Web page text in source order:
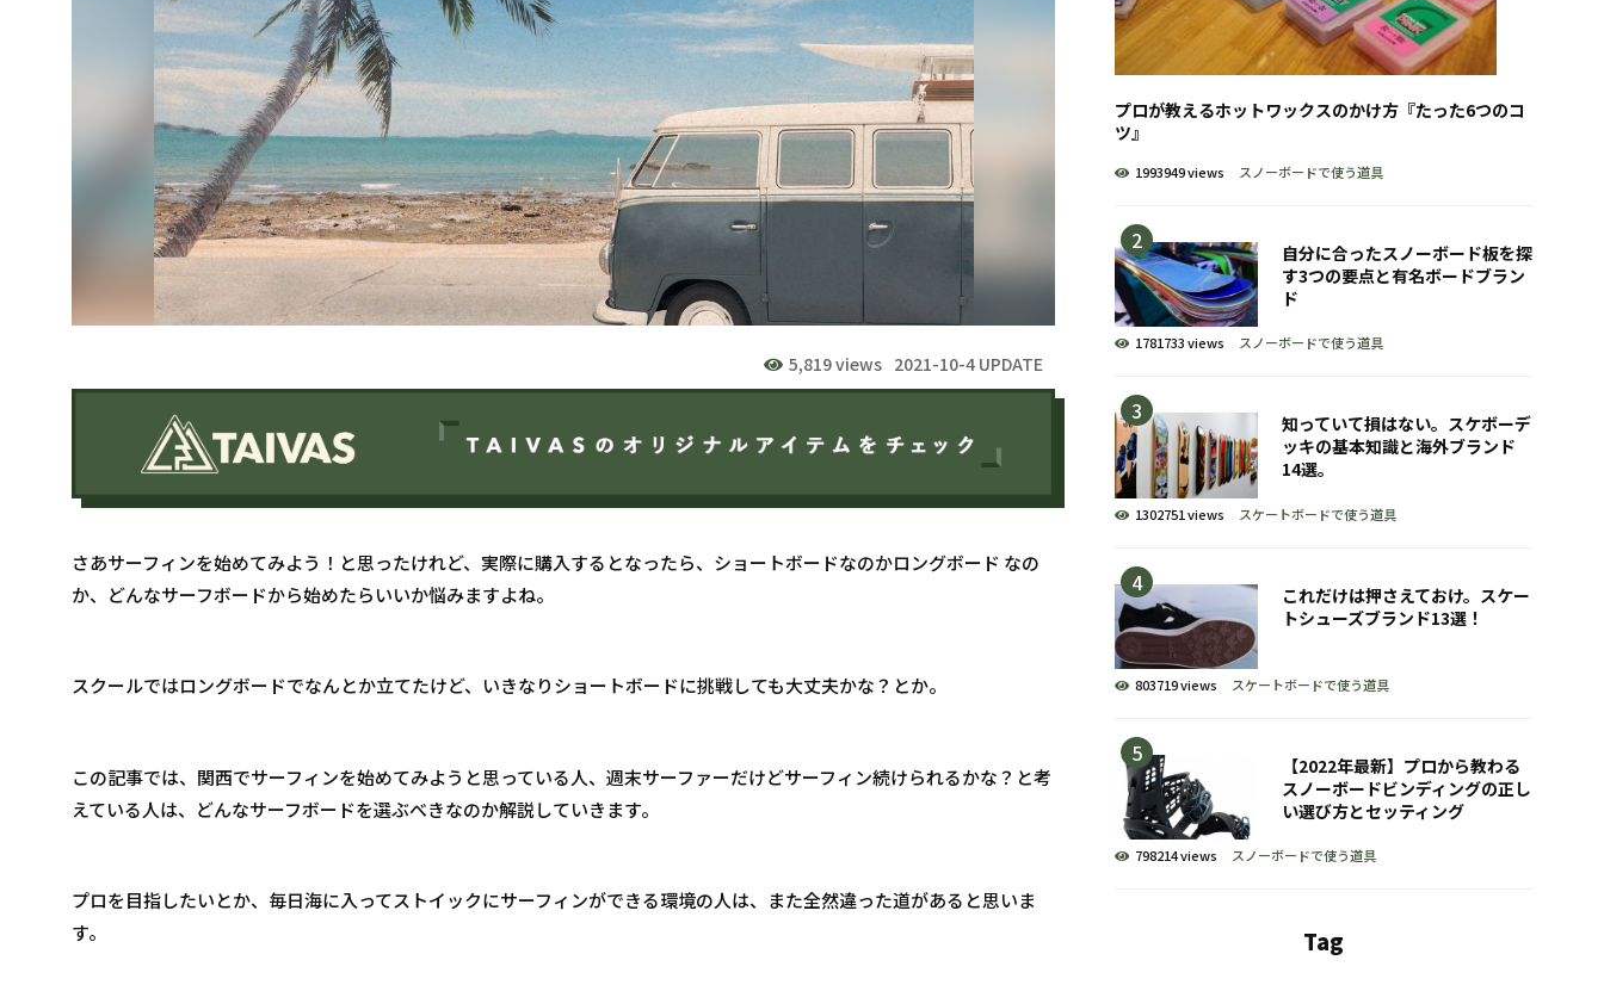
5,819 views 2021-10-4 UPDATE
さあサーフィンを始めてみよう！と思ったけれど、実際に購入するとなったら、ショートボードなのかロングボード なの
か、どんなサーフボードから始めたらいいか悩みますよね。
スクールではロングボードでなんとか立てたけど、いきなりショートボードに挑戦しても大丈夫かな？とか。
この記事では、関西でサーフィンを始めてみようと思っている人、週末サーファーだけどサーフィン続けられるかな？と考
えている人は、どんなサーフボードを選ぶべきなのか解説していきます。
プロを目指したいとか、毎日海に入ってストイックにサーフィンができる環境の人は、また全然違った道があると思いま
す。
プロが教えるホットワックスのかけ方『たった6つのコ
ツ』
1993949 views スノーボードで使う道具
自分に合ったスノーボード板を探
す3つの要点と有名ボードブラン
ド
1781733 views スノーボードで使う道具
知っていて損はない。スケボーデ
ッキの基本知識と海外ブランド
14選。
1302751 views スケートボードで使う道具
これだけは押さえておけ。スケー
トシューズブランド13選！
803719 views スケートボードで使う道具
【2022年最新】プロから教わる
スノーボードビンディングの正し
い選び方とセッティング
798214 views スノーボードで使う道具
Tag